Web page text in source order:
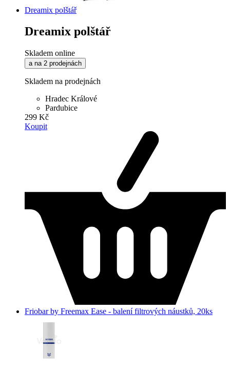
Dreamix polštář
Dreamix polštář
Skladem online
a na 2 prodejnách
Skladem na prodejnách
Hradec Králové
Pardubice
299 Kč
Koupit
Friobar by Freemax Ease - balení filtrových náustků, 20ks